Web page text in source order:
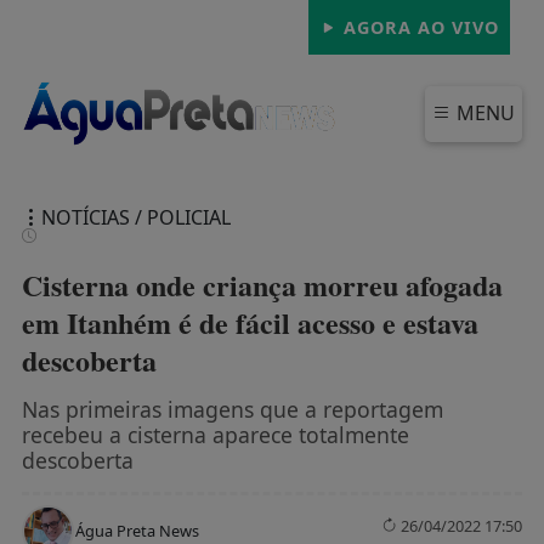
AGORA AO VIVO
MENU
NOTÍCIAS / POLICIAL
Cisterna onde criança morreu afogada
em Itanhém é de fácil acesso e estava
descoberta
Nas primeiras imagens que a reportagem
recebeu a cisterna aparece totalmente
descoberta
Água Preta News 26/04/2022 17:50